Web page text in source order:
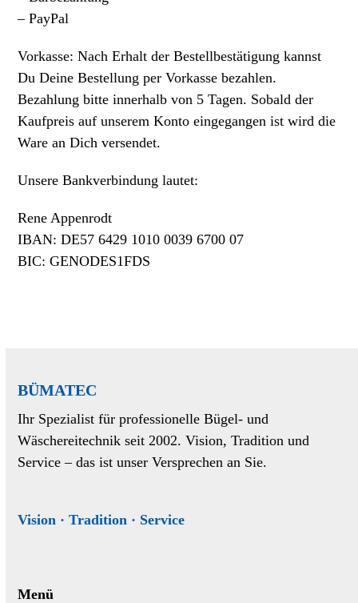
– PayPal
Vorkasse: Nach Erhalt der Bestellbestätigung kannst
Du Deine Bestellung per Vorkasse bezahlen.
Bezahlung bitte innerhalb von 5 Tagen. Sobald der
Kaufpreis auf unserem Konto eingegangen ist wird die
Ware an Dich versendet.
Unsere Bankverbindung lautet:
Rene Appenrodt
IBAN: DE57 6429 1010 0039 6700 07
BIC: GENODES1FDS
BÜMATEC
Ihr Spezialist für professionelle Bügel- und
Wäschereitechnik seit 2002. Vision, Tradition und
Service – das ist unser Versprechen an Sie.
Vision · Tradition · Service
Menü